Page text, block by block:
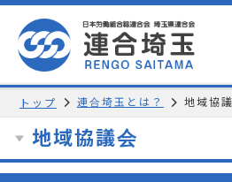
トップ 連合埼玉とは？ 地域協
地域協議会